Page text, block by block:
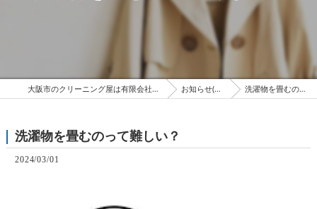
大阪市のクリーニング屋は有限会社松岡クリーニング工場 お知らせ(ブログ） 洗濯物を畳むのって難しい？
洗濯物を畳むのって難しい？
2024/03/01